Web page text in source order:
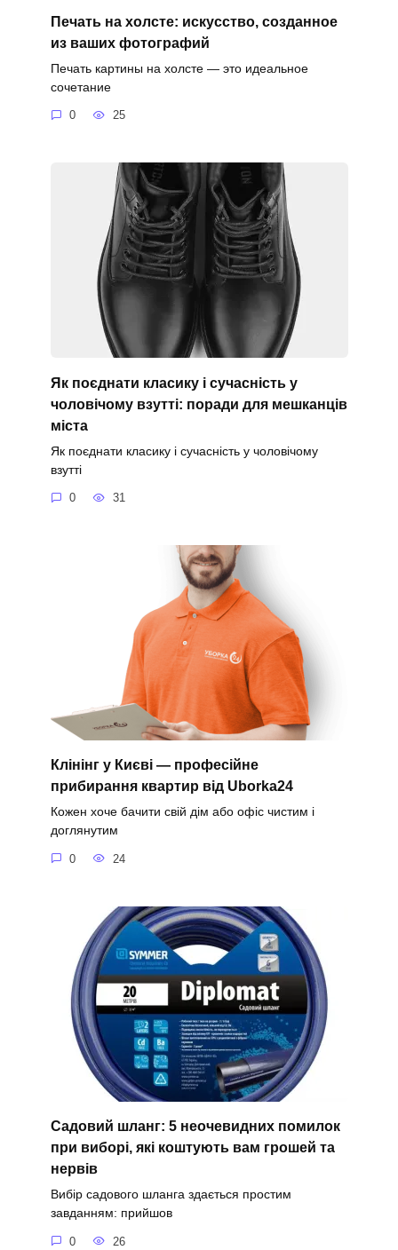
Печать на холсте: искусство, созданное
из ваших фотографий
Печать картины на холсте — это идеальное
сочетание
0 25
Як поєднати класику і сучасність у
чоловічому взутті: поради для мешканців
міста
Як поєднати класику і сучасність у чоловічому
взутті
0 31
Клінінг у Києві — професійне
прибирання квартир від Uborka24
Кожен хоче бачити свій дім або офіс чистим і
доглянутим
0 24
Садовий шланг: 5 неочевидних помилок
при виборі, які коштують вам грошей та
нервів
Вибір садового шланга здається простим
завданням: прийшов
0 26